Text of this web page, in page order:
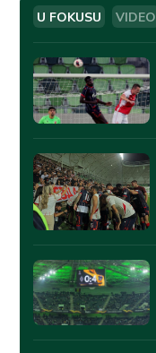
U FOKUSU VIDEO